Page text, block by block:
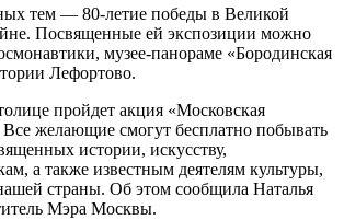
тем — 80-летие победы в Великой
Посвященные ей экспозиции можно
музее-панораме «Бородинская
Лефортово.
пройдет акция «Московская
Все желающие смогут бесплатно побывать
истории, искусству,
а также известным деятелям культуры,
страны. Об этом сообщила Наталья
Мэра Москвы.